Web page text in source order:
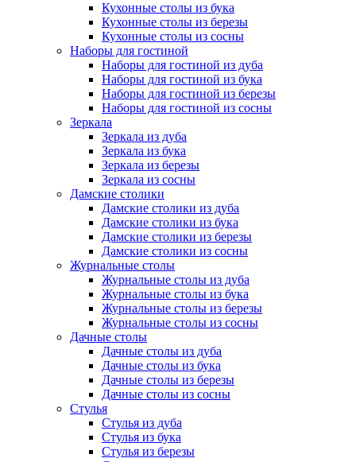
Кухонные столы из бука
Кухонные столы из березы
Кухонные столы из сосны
Наборы для гостиной
Наборы для гостиной из дуба
Наборы для гостиной из бука
Наборы для гостиной из березы
Наборы для гостиной из сосны
Зеркала
Зеркала из дуба
Зеркала из бука
Зеркала из березы
Зеркала из сосны
Дамские столики
Дамские столики из дуба
Дамские столики из бука
Дамские столики из березы
Дамские столики из сосны
Журнальные столы
Журнальные столы из дуба
Журнальные столы из бука
Журнальные столы из березы
Журнальные столы из сосны
Дачные столы
Дачные столы из дуба
Дачные столы из бука
Дачные столы из березы
Дачные столы из сосны
Стулья
Стулья из дуба
Стулья из бука
Стулья из березы